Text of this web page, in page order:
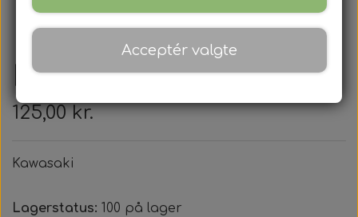
Kawasaki
125,00 kr.
Kawasaki
Lagerstatus: 100 på lager
Acceptér valgte